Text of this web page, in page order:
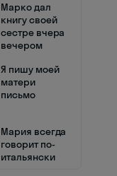
Марко дал
книгу своей
сестре вчера
вечером
Я пишу моей
матери
письмо
Мария всегда
говорит по-
итальянски